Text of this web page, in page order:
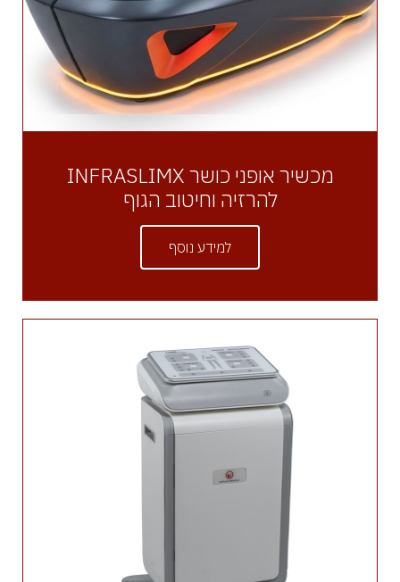
מכשיר אופני כושר INFRASLIMX
להרזיה וחיטוב הגוף
למידע נוסף